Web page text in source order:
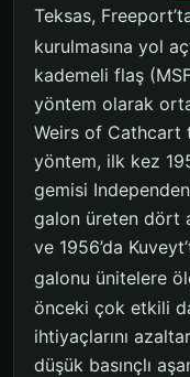
Teksas,
kurulmasına yol
kademeli flaş
yöntem olarak
Weirs of Cathcart
yöntem, ilk kez
gemisi
galon üreten dört
ve 1956’da
galonu ünitelere
önceki çok etkili
ihtiyaçlarını
düşük basınçlı